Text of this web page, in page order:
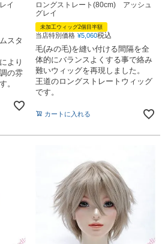
イ
スタ
より
の雰
。
ロングストレート(80cm) アッシュ
グレイ
未加工ウィッグ2個目半額
当店特別価格 ¥5,060税込
毛(みの毛)を縫い付ける間隔を全
体的にバランスよくする事で絡み
難いウィッグを再現しました。
王道のロングストレートウィッグ
です。
カートに入れる